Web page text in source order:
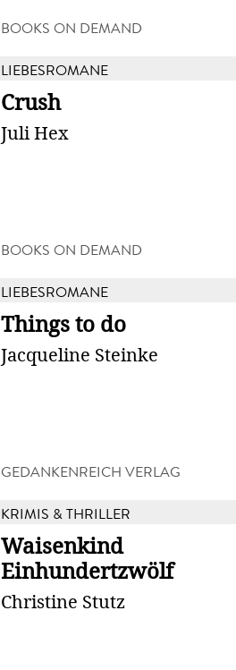
BOOKS ON DEMAND
LIEBESROMANE
Crush
Juli Hex
BOOKS ON DEMAND
LIEBESROMANE
Things to do
Jacqueline Steinke
GEDANKENREICH VERLAG
KRIMIS & THRILLER
Waisenkind
Einhundertzwölf
Christine Stutz